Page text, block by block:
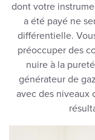
dont votre
a été payé ne
différentielle.
préoccuper des
nuire à la
générateur de
avec des niveaux